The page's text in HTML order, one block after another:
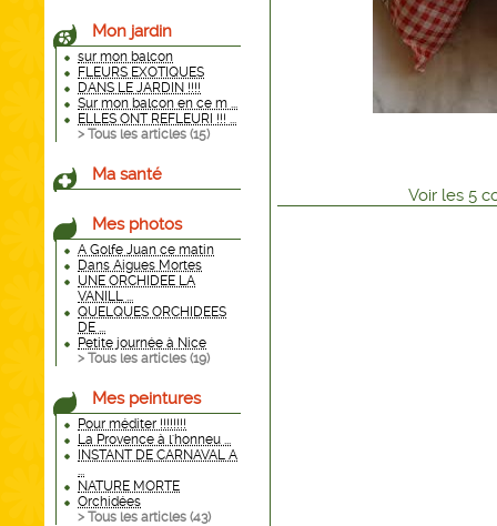
Mon jardin
sur mon balcon
FLEURS EXOTIQUES
DANS LE JARDIN !!!!
Sur mon balcon en ce m ...
ELLES ONT REFLEURI !!! ...
> Tous les articles (15)
Ma santé
Mes photos
A Golfe Juan ce matin
Dans Aigues Mortes
UNE ORCHIDEE LA
VANILL ...
QUELQUES ORCHIDEES
DE ...
Petite journée à Nice
> Tous les articles (19)
Mes peintures
Pour méditer !!!!!!!!
La Provence à l'honneu ...
INSTANT DE CARNAVAL A
...
NATURE MORTE
Orchidées
> Tous les articles (43)
Voir les 5